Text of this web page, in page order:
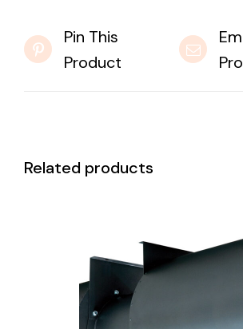
Pin This
Product
Related products